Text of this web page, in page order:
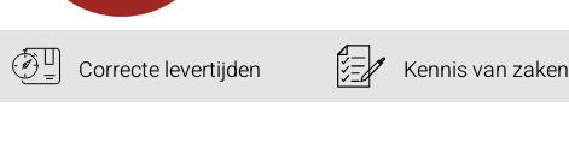
Correcte levertijden Kennis van zaken